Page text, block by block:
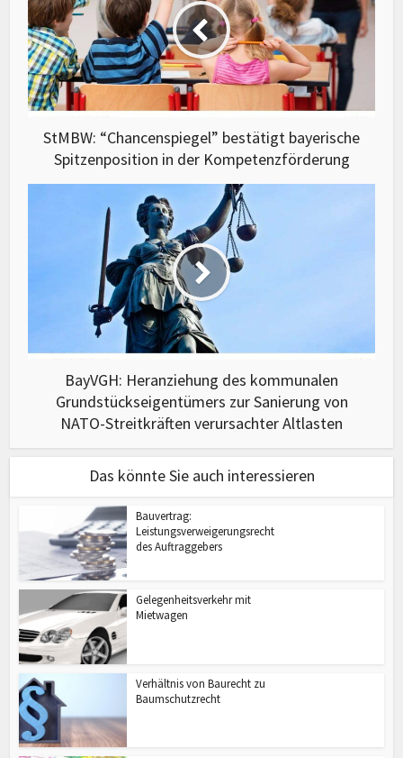
StMBW: “Chancenspiegel” bestätigt bayerische
Spitzenposition in der Kompetenzförderung
BayVGH: Heranziehung des kommunalen
Grundstückseigentümers zur Sanierung von
NATO-Streitkräften verursachter Altlasten
Das könnte Sie auch interessieren
Bauvertrag:
Leistungsverweigerungsrecht
des Auftraggebers
Gelegenheitsverkehr mit
Mietwagen
Verhältnis von Baurecht zu
Baumschutzrecht